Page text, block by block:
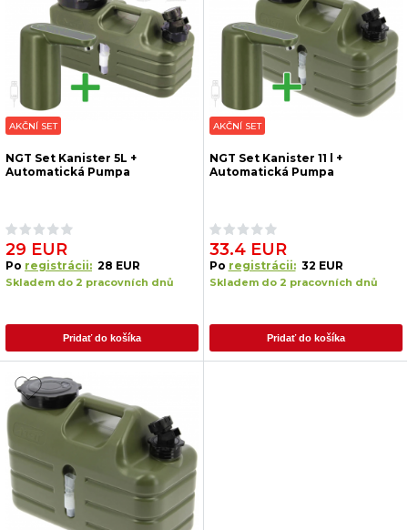
AKČNÍ SET
NGT Set Kanister 5L +
Automatická Pumpa
29 EUR
Po registrácii: 28 EUR
Skladem do 2 pracovních dnů
Pridať do košíka
AKČNÍ SET
NGT Set Kanister 11 l +
Automatická Pumpa
33.4 EUR
Po registrácii: 32 EUR
Skladem do 2 pracovních dnů
Pridať do košíka